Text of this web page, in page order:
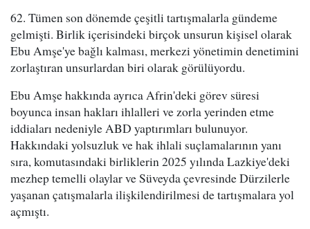
62. Tümen son dönemde çeşitli tartışmalarla gündeme
gelmişti. Birlik içerisindeki birçok unsurun kişisel olarak
Ebu Amşe'ye bağlı kalması, merkezi yönetimin denetimini
zorlaştıran unsurlardan biri olarak görülüyordu.
Ebu Amşe hakkında ayrıca Afrin'deki görev süresi
boyunca insan hakları ihlalleri ve zorla yerinden etme
iddiaları nedeniyle ABD yaptırımları bulunuyor.
Hakkındaki yolsuzluk ve hak ihlali suçlamalarının yanı
sıra, komutasındaki birliklerin 2025 yılında Lazkiye'deki
mezhep temelli olaylar ve Süveyda çevresinde Dürzilerle
yaşanan çatışmalarla ilişkilendirilmesi de tartışmalara yol
açmıştı.